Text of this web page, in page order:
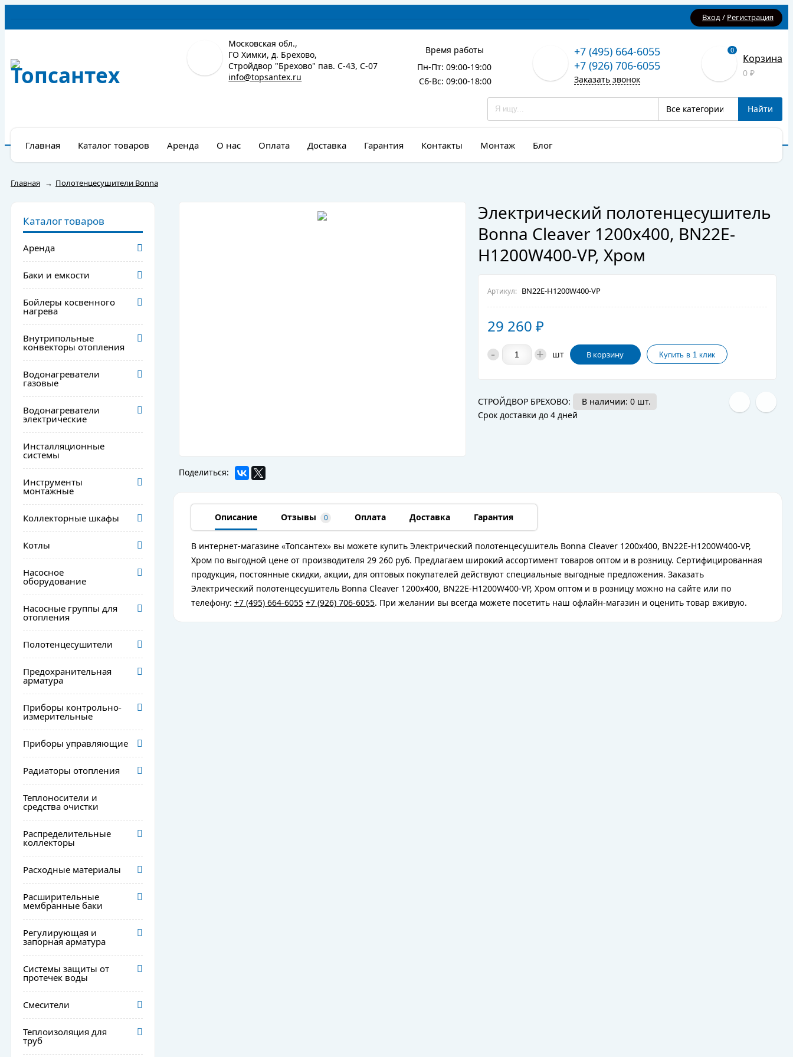
Вход/ Регистрация
Московская обл.,
ГО Химки, д. Брехово,
Стройдвор "Брехово" пав. С-43, С-07
info@topsantex.ru
Время работы
Пн-Пт: 09:00-19:00
Сб-Вс: 09:00-18:00
+7 (495) 664-6055
+7 (926) 706-6055
Заказать звонок
0
Корзина
0 ₽
Все категории Найти
Главная Каталог товаров Аренда О нас Оплата Доставка Гарантия Контакты Монтаж Блог
Главная → Полотенцесушители Bonna
Каталог товаров
Аренда
Баки и емкости
Бойлеры косвенного
нагрева
Внутрипольные
конвекторы отопления
Водонагреватели
газовые
Водонагреватели
электрические
Инсталляционные
системы
Инструменты
монтажные
Коллекторные шкафы
Котлы
Насосное
оборудование
Насосные группы для
отопления
Полотенцесушители
Предохранительная
арматура
Приборы контрольно-
измерительные
Приборы управляющие
Радиаторы отопления
Теплоносители и
средства очистки
Распределительные
коллекторы
Расходные материалы
Расширительные
мембранные баки
Регулирующая и
запорная арматура
Системы защиты от
протечек воды
Смесители
Теплоизоляция для
труб
Поделиться:
Электрический полотенцесушитель
Bonna Cleaver 1200x400, BN22E-
H1200W400-VP, Хром
Артикул: BN22E-H1200W400-VP
29 260 ₽
- + шт В корзину
СТРОЙДВОР БРЕХОВО:
В наличии: 0 шт.
Срок доставки до 4 дней
Описание Отзывы 0 Оплата Доставка Гарантия
В интернет-магазине «Топсантех» вы можете купить Электрический полотенцесушитель Bonna Cleaver 1200x400, BN22E-H1200W400-VP,
Хром по выгодной цене от производителя 29 260 руб. Предлагаем широкий ассортимент товаров оптом и в розницу. Сертифицированная
продукция, постоянные скидки, акции, для оптовых покупателей действуют специальные выгодные предложения. Заказать
Электрический полотенцесушитель Bonna Cleaver 1200x400, BN22E-H1200W400-VP, Хром оптом и в розницу можно на сайте или по
телефону: +7 (495) 664-6055 +7 (926) 706-6055. При желании вы всегда можете посетить наш офлайн-магазин и оценить товар вживую.